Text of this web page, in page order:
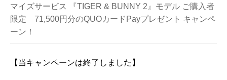
マイズサービス 『TIGER & BUNNY 2』モデル ご購入者
限定 71,500円分のQUOカードPayプレゼント キャンペ
ーン！
【当キャンペーンは終了しました】